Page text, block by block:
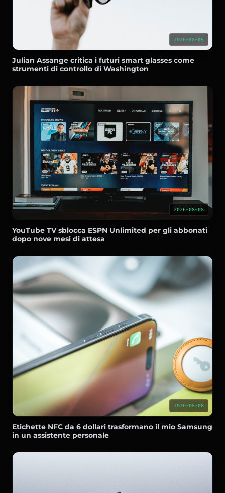
2026-08-09
Julian Assange critica i futuri smart glasses come
strumenti di controllo di Washington
2026-08-08
YouTube TV sblocca ESPN Unlimited per gli abbonati
dopo nove mesi di attesa
2026-08-08
Etichette NFC da 6 dollari trasformano il mio Samsung
in un assistente personale